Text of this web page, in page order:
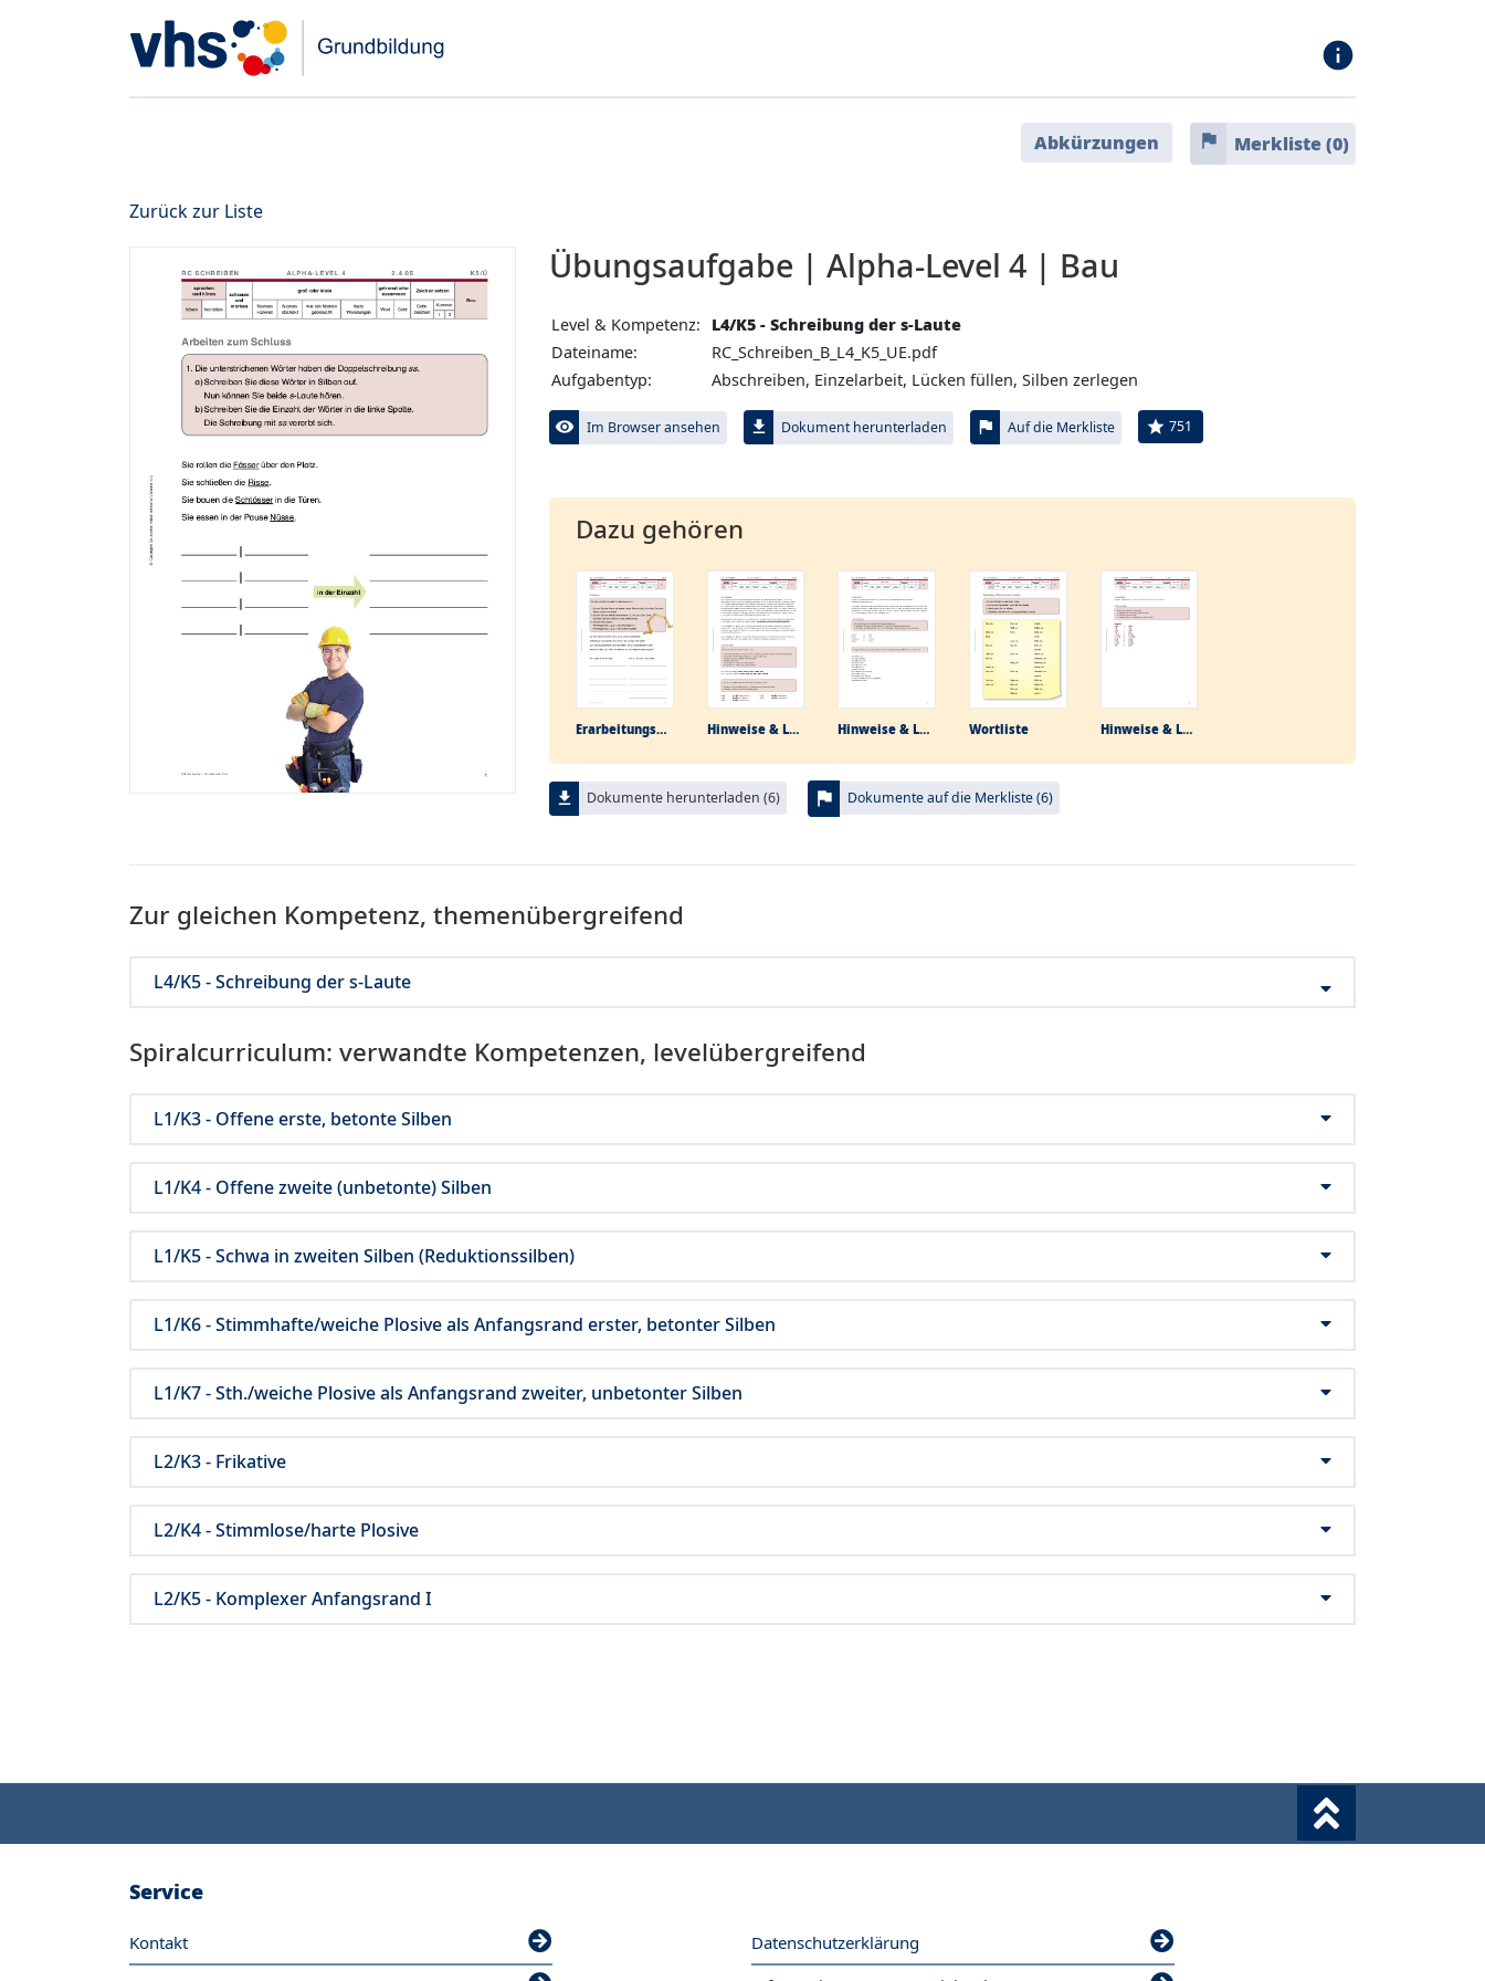
info
Abkürzungen flag Merkliste (0)
Zurück zur Liste
Übungs­aufgabe | Alpha-Level 4 | Bau
Level & Kompetenz:
L4/K5 - Schreibung der s-Laute
Dateiname:
RC_Schreiben_B_L4_K5_UE.pdf
Aufgabentyp:
Abschreiben, Einzelarbeit, Lücken füllen, Silben zerlegen
visibility Im Browser ansehen file_download Dokument herunterladen flag Auf die Merkliste star 751
Dazu gehören
Erarbeitungs­aufgabe Hinweise & Lösungen Hinweise & Lösungen Wortliste Hinweise & Lösungen
file_download Dokumente herunterladen (6) flag Dokumente auf die Merkliste (6)
Zur gleichen Kompetenz, themenübergreifend
L4/K5 - Schreibung der s-Laute
Spiralcurriculum: verwandte Kompetenzen, levelübergreifend
L1/K3 - Offene erste, betonte Silben
L1/K4 - Offene zweite (unbetonte) Silben
L1/K5 - Schwa in zweiten Silben (Reduktionssilben)
L1/K6 - Stimmhafte/weiche Plosive als Anfangsrand erster, betonter Silben
L1/K7 - Sth./weiche Plosive als Anfangsrand zweiter, unbetonter Silben
L2/K3 - Frikative
L2/K4 - Stimmlose/harte Plosive
L2/K5 - Komplexer Anfangsrand I
Service
Kontakt
Datenschutzerklärung